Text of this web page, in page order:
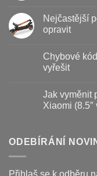
koloběžky
kdy
jak
prodloužit
životnost
u
s
vyměnit
brzdové
destičky
na
koloběžce
Nejčastější
opravit
u
textu
s
poruchy
koloběžek
Kugoo
opravit
Chybové
vyřešit
textu
s
displeje
Jak vyměnit
Xiaomi (8.5″
textu
vyměnit
ODEBÍRÁNÍ
Přihlaš se k odběru